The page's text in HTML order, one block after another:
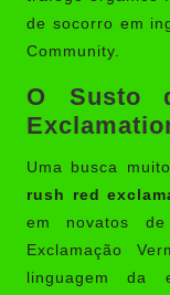
de socorro em
Community.
O Susto
Uma busca
rush red
em novatos
Exclamação
linguagem da